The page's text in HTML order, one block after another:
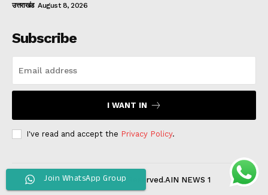
उत्तराखंड August 8, 2026
Subscribe
I WANT IN
I've read and accept the Privacy Policy.
© 2022 All Rights Reserved.AIN NEWS 1
Join WhatsApp Group